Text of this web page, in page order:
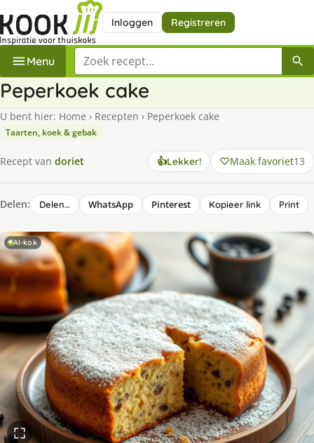
Inloggen Registreren
Menu Zoek een recept
Peperkoek cake
U bent hier: Home › Recepten › Peperkoek cake
Taarten, koek & gebak
Recept van doriet 👍Lekker! Maak favoriet13
Delen: Delen… WhatsApp Pinterest Kopieer link Print
AI-kok